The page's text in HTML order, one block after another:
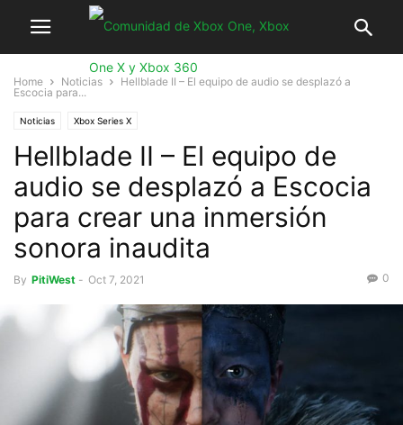
Home Noticias
Hellblade II – El equipo de audio se desplazó a
Escocia para...
Noticias Xbox Series X
Hellblade II – El equipo de
audio se desplazó a Escocia
para crear una inmersión
sonora inaudita
By PitiWest - Oct 7, 2021 0